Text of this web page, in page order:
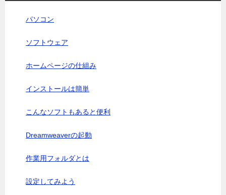
パソコン
ソフトウェア
ホームページの仕組み
インストールは簡単
こんなソフトもあると便利
Dreamweaverの起動
作業用フォルダとは
設定してみよう